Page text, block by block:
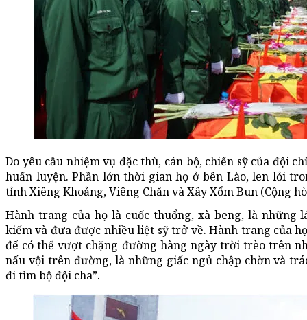
Do yêu cầu nhiệm vụ đặc thù, cán bộ, chiến sỹ của đội
huấn luyện. Phần lớn thời gian họ ở bên Lào, len lỏi
tỉnh Xiêng Khoảng, Viêng Chăn và Xây Xổm Bun (Cộng
Hành trang của họ là cuốc thuổng, xà beng, là những
kiếm và đưa được nhiều liệt sỹ trở về. Hành trang của
để có thể vượt chặng đường hàng ngày trời trèo trên
nấu vội trên đường, là những giấc ngủ chập chờn và
đi tìm bộ đội cha”.